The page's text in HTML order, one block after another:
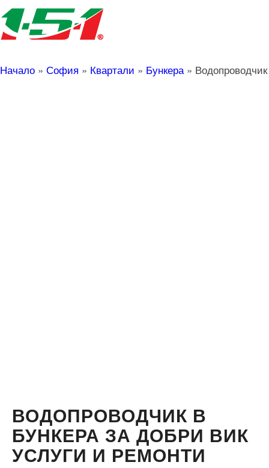
Начало » София » Квартали » Бункера»
ВОДОПРОВОДЧИК В
БУНКЕРА ЗА ДОБРИ ВИК
УСЛУГИ И РЕМОНТИ